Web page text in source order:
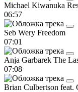
Michael Kiwanuka
06:57
Seb Wery Freedom
07:01
Anja Garbarek The
07:08
Brian Culbertson feat.